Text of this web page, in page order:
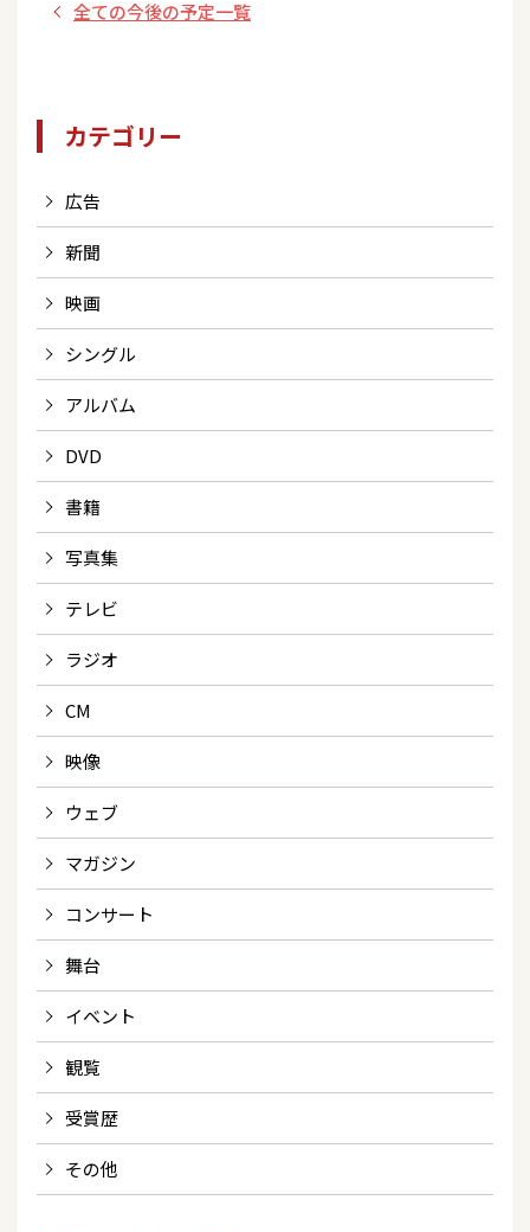
全ての今後の予定一覧
カテゴリー
広告
新聞
映画
シングル
アルバム
DVD
書籍
写真集
テレビ
ラジオ
CM
映像
ウェブ
マガジン
コンサート
舞台
イベント
観覧
受賞歴
その他